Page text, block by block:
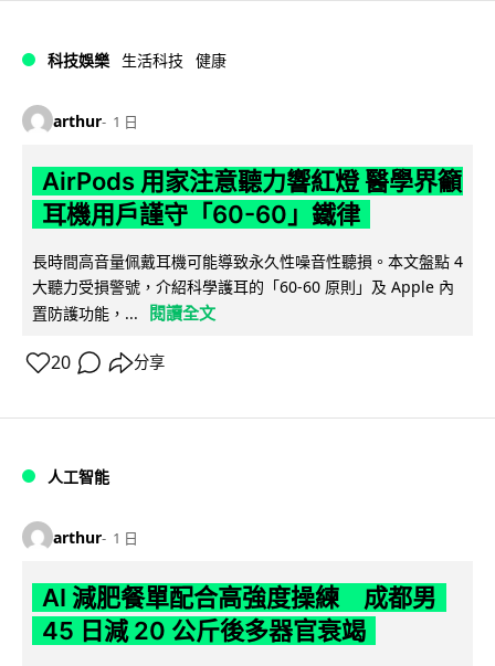
科技娛樂 生活科技 健康
arthur 1 日
AirPods 用家注意聽力響紅燈 醫學界籲
耳機用戶謹守「60-60」鐵律
長時間高音量佩戴耳機可能導致永久性噪音性聽損。本文盤點 4
大聽力受損警號，介紹科學護耳的「60-60 原則」及 Apple 內
置防護功能，...
閱讀全文
20 分享
人工智能
arthur 1 日
AI 減肥餐單配合高強度操練 成都男
45 日減 20 公斤後多器官衰竭